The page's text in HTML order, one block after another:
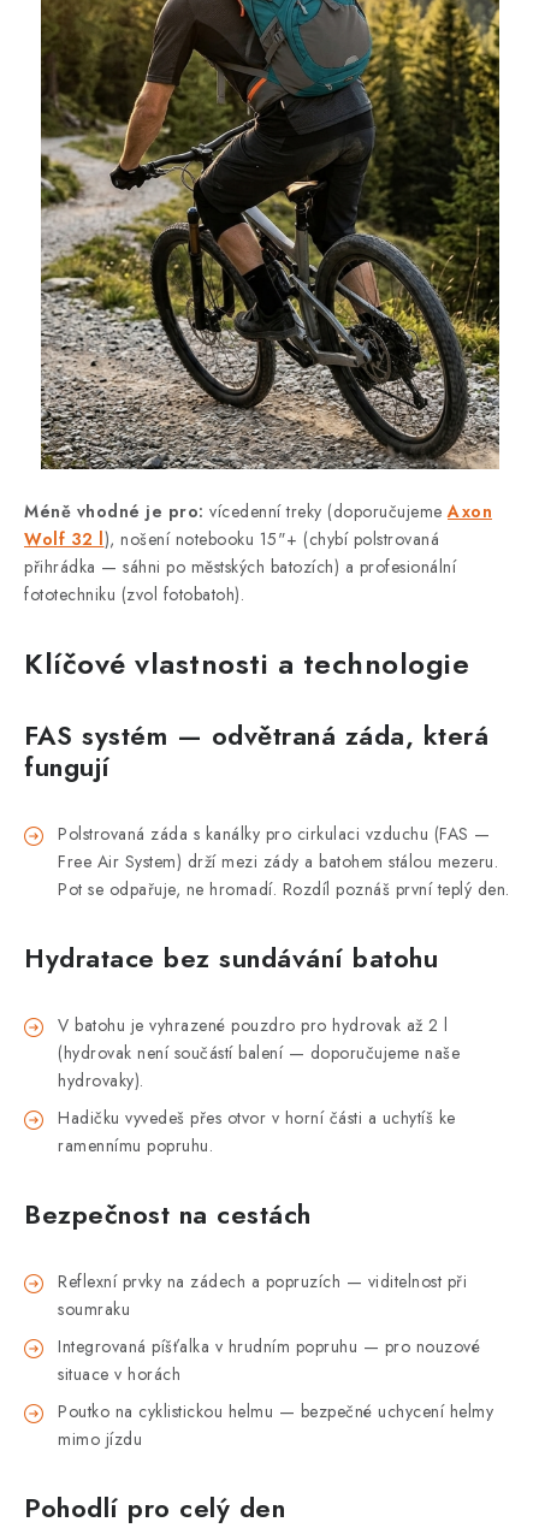
Méně vhodné je pro: vícedenní treky (doporučujemeAxon
Wolf 32 l), nošení notebooku 15"+ (chybí polstrovaná
přihrádka — sáhni po městských batozích) a profesionální
fototechniku (zvol fotobatoh).
Klíčové vlastnosti a technologie
FAS systém — odvětraná záda, která
fungují
Polstrovaná záda s kanálky pro cirkulaci vzduchu (FAS —
Free Air System) drží mezi zády a batohem stálou mezeru.
Pot se odpařuje, ne hromadí. Rozdíl poznáš první teplý den.
Hydratace bez sundávání batohu
V batohu je vyhrazené pouzdro pro hydrovak až 2 l
(hydrovak není součástí balení — doporučujeme naše
hydrovaky).
Hadičku vyvedeš přes otvor v horní části a uchytíš ke
ramennímu popruhu.
Bezpečnost na cestách
Reflexní prvky na zádech a popruzích — viditelnost při
soumraku
Integrovaná píšťalka v hrudním popruhu — pro nouzové
situace v horách
Poutko na cyklistickou helmu — bezpečné uchycení helmy
mimo jízdu
Pohodlí pro celý den